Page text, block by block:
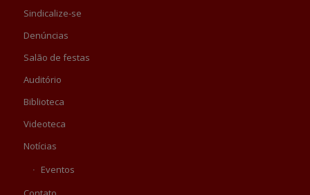
Sindicalize-se
Denúncias
Salão de festas
Auditório
Biblioteca
Videoteca
Notícias
Eventos